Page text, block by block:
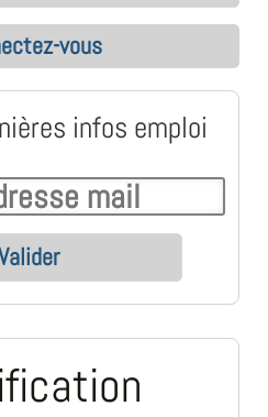
vous
infos emploi